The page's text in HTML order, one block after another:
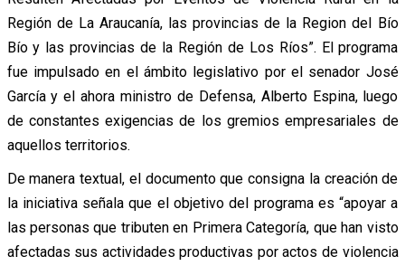
Región de La Araucanía, las provincias de la Region del Bío
Bío y las provincias de la Región de Los Ríos”. El programa
fue impulsado en el ámbito legislativo por el senador José
García y el ahora ministro de Defensa, Alberto Espina, luego
de constantes exigencias de los gremios empresariales de
aquellos territorios.
De manera textual, el documento que consigna la creación de
la iniciativa señala que el objetivo del programa es “apoyar a
las personas que tributen en Primera Categoría, que han visto
afectadas sus actividades productivas por actos de violencia